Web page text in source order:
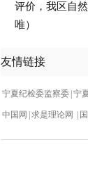
评价，我区自
唯）
友情链接
宁夏纪检委监察委 宁
中国网 求是理论网